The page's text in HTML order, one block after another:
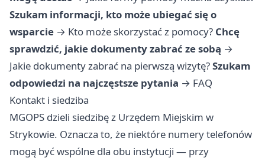
Szukam informacji, kto może ubiegać się o
wsparcie → Kto może skorzystać z pomocy? Chcę
sprawdzić, jakie dokumenty zabrać ze sobą →
Jakie dokumenty zabrać na pierwszą wizytę?Szukam
odpowiedzi na najczęstsze pytania → FAQ
Kontakt i siedziba
MGOPS dzieli siedzibę z Urzędem Miejskim w
Strykowie. Oznacza to, że niektóre numery telefonów
mogą być wspólne dla obu instytucji — przy